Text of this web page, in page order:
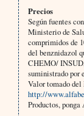
Precios
Según fuentes
Ministerio de
comprimidos de
del benznidazol
CHEMO/
suministrado por
Valor tomado
http://
Productos, ponga